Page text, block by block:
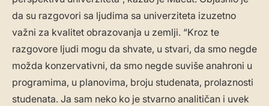
da su razgovori sa ljudima sa univerziteta izuzetno
važni za kvalitet obrazovanja u zemlji. “Kroz te
razgovore ljudi mogu da shvate, u stvari, da smo negde
možda konzervativni, da smo negde suviše anahroni u
programima, u planovima, broju studenata, prolaznosti
studenata. Ja sam neko ko je stvarno analitičan i uvek